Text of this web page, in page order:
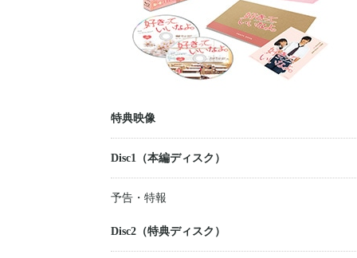
特典映像
Disc1（本編ディスク）
予告・特報
Disc2（特典ディスク）